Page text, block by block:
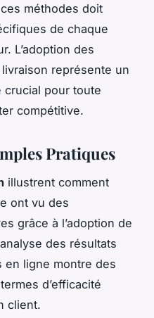
méthodes doit
de chaque
L’adoption des
représente un
crucial pour toute
compétitive.
Pratiques
illustrent comment
ont vu des
grâce à l’adoption de
des résultats
en ligne montre des
d’efficacité
client.